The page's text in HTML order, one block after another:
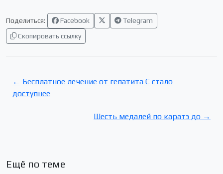
Поделиться: Facebook
Telegram
Скопировать ссылку
← Бесплатное лечение от гепатита С стало
доступнее
Шесть медалей по каратэ до →
Ещё по теме